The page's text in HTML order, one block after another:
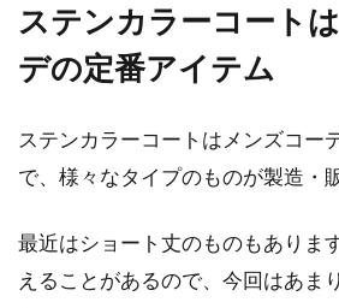
ニットの素材で
寒い冬を乗り切るた
広く、ど...
ステンカラーコート
デの定番アイテム
ステンカラーコートはメンズコー
で、様々なタイプのものが製造・
最近はショート丈のものもありま
えることがあるので、今回はあま